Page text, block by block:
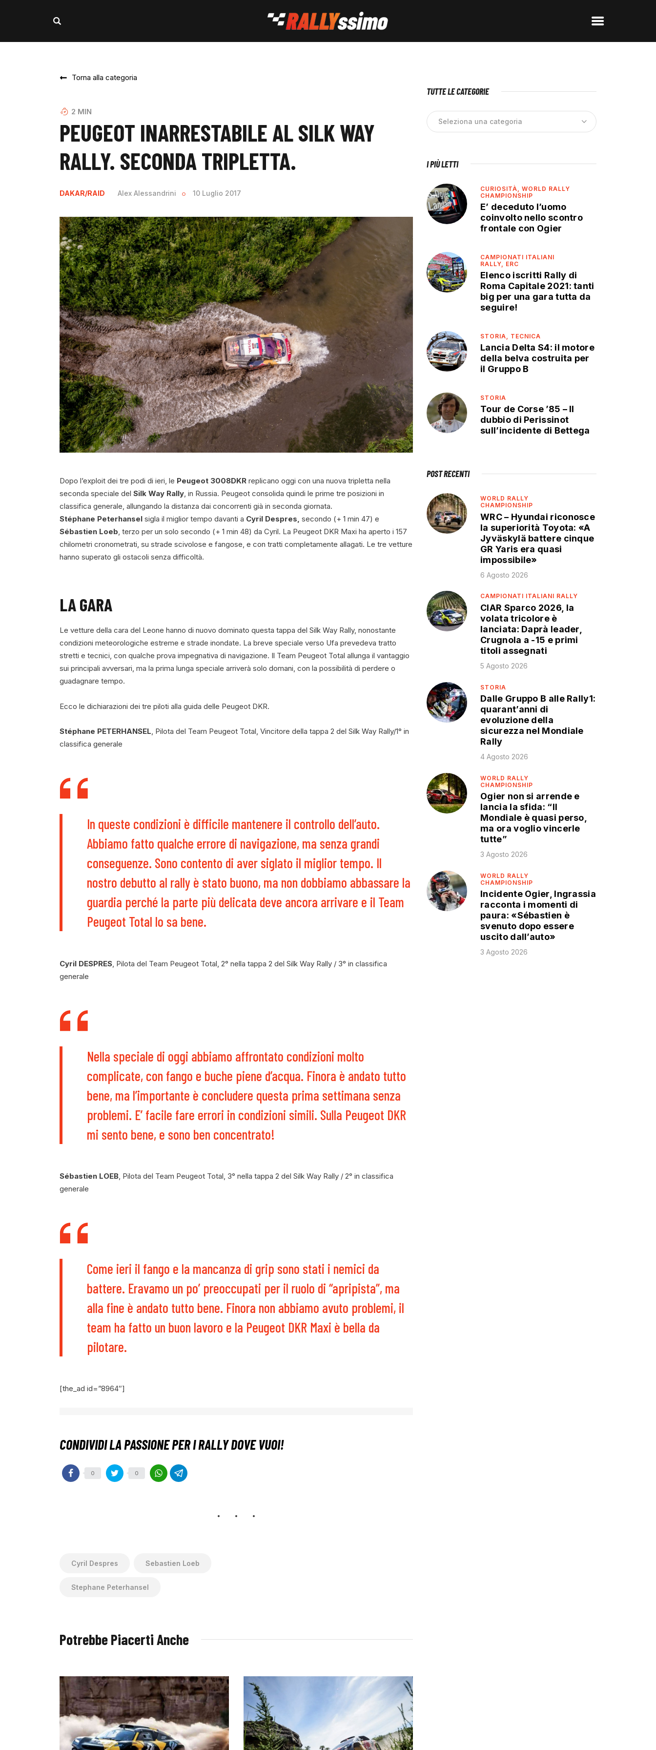
Torna alla categoria
2 MIN
PEUGEOT INARRESTABILE AL SILK WAY
RALLY. SECONDA TRIPLETTA.
DAKAR/RAID Alex Alessandrini 10 Luglio 2017
Dopo l’exploit dei tre podi di ieri, le Peugeot 3008DKR replicano oggi con una nuova tripletta nella
seconda speciale del Silk Way Rally , in Russia. Peugeot consolida quindi le prime tre posizioni in
classifica generale, allungando la distanza dai concorrenti già in seconda giornata.
Stéphane Peterhansel sigla il miglior tempo davanti a Cyril Despres, secondo (+ 1 min 47) e
Sébastien Loeb , terzo per un solo secondo (+ 1 min 48) da Cyril. La Peugeot DKR Maxi ha aperto i 157
chilometri cronometrati, su strade scivolose e fangose, e con tratti completamente allagati. Le tre vetture
hanno superato gli ostacoli senza difficoltà.
LA GARA
Le vetture della cara del Leone hanno di nuovo dominato questa tappa del Silk Way Rally, nonostante
condizioni meteorologiche estreme e strade inondate. La breve speciale verso Ufa prevedeva tratto
stretti e tecnici, con qualche prova impegnativa di navigazione. Il Team Peugeot Total allunga il vantaggio
sui principali avversari, ma la prima lunga speciale arriverà solo domani, con la possibilità di perdere o
guadagnare tempo.
Ecco le dichiarazioni dei tre piloti alla guida delle Peugeot DKR.
Stéphane PETERHANSEL, Pilota del Team Peugeot Total, Vincitore della tappa 2 del Silk Way Rally/1° in
classifica generale
In queste condizioni è difficile mantenere il controllo dell’auto.
Abbiamo fatto qualche errore di navigazione, ma senza grandi
conseguenze. Sono contento di aver siglato il miglior tempo. Il
nostro debutto al rally è stato buono, ma non dobbiamo abbassare la
guardia perché la parte più delicata deve ancora arrivare e il Team
Peugeot Total lo sa bene.
Cyril DESPRES , Pilota del Team Peugeot Total, 2° nella tappa 2 del Silk Way Rally / 3° in classifica
generale
Nella speciale di oggi abbiamo affrontato condizioni molto
complicate, con fango e buche piene d’acqua. Finora è andato tutto
bene, ma l’importante è concludere questa prima settimana senza
problemi. E’ facile fare errori in condizioni simili. Sulla Peugeot DKR
mi sento bene, e sono ben concentrato!
Sébastien LOEB, Pilota del Team Peugeot Total, 3° nella tappa 2 del Silk Way Rally / 2° in classifica
generale
Come ieri il fango e la mancanza di grip sono stati i nemici da
battere. Eravamo un po’ preoccupati per il ruolo di “apripista”, ma
alla fine è andato tutto bene. Finora non abbiamo avuto problemi, il
team ha fatto un buon lavoro e la Peugeot DKR Maxi è bella da
pilotare.
[the_ad id=”8964″]
0 0
Cyril Despres Sebastien Loeb
Stephane Peterhansel
Potrebbe Piacerti Anche
TUTTE LE CATEGORIE
I PIÙ LETTI
CURIOSITÀ,WORLD RALLY
CHAMPIONSHIP
E’ deceduto l’uomo
coinvolto nello scontro
frontale con Ogier
CAMPIONATI ITALIANI
RALLY, ERC
Elenco iscritti Rally di
Roma Capitale 2021: tanti
big per una gara tutta da
seguire!
STORIA, TECNICA
Lancia Delta S4: il motore
della belva costruita per
il Gruppo B
STORIA
Tour de Corse ’85 – Il
dubbio di Perissinot
sull’incidente di Bettega
POST RECENTI
WORLD RALLY
CHAMPIONSHIP
WRC – Hyundai riconosce
la superiorità Toyota: «A
Jyväskylä battere cinque
GR Yaris era quasi
impossibile»
6 Agosto 2026
CAMPIONATI ITALIANI RALLY
CIAR Sparco 2026, la
volata tricolore è
lanciata: Daprà leader,
Crugnola a -15 e primi
titoli assegnati
5 Agosto 2026
STORIA
Dalle Gruppo B alle Rally1:
quarant’anni di
evoluzione della
sicurezza nel Mondiale
Rally
4 Agosto 2026
WORLD RALLY
CHAMPIONSHIP
Ogier non si arrende e
lancia la sfida: “Il
Mondiale è quasi perso,
ma ora voglio vincerle
tutte”
3 Agosto 2026
WORLD RALLY
CHAMPIONSHIP
Incidente Ogier, Ingrassia
racconta i momenti di
paura: «Sébastien è
svenuto dopo essere
uscito dall’auto»
3 Agosto 2026